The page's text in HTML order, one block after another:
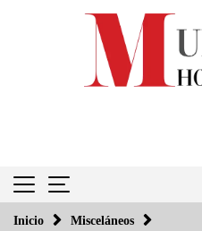
Inicio Misceláneos